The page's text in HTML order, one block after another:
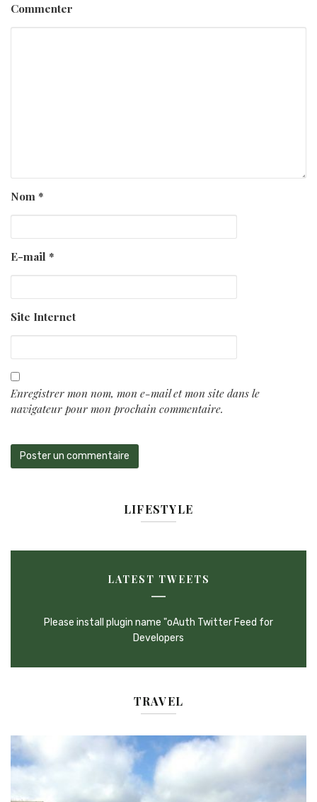
Commenter
Nom *
E-mail *
Site Internet
Enregistrer mon nom, mon e-mail et mon site dans le
navigateur pour mon prochain commentaire.
LIFESTYLE
LATEST TWEETS
Please install plugin name "oAuth Twitter Feed for
Developers
TRAVEL